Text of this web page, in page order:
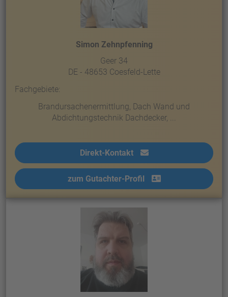
Simon Zehnpfenning
Geer 34
DE - 48653 Coesfeld-Lette
Fachgebiete:
Brandursachenermittlung, Dach Wand und
Abdichtungstechnik Dachdecker, ...
Direkt-Kontakt
zum Gutachter-Profil